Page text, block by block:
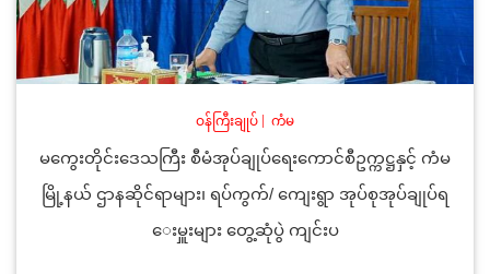
ဝန်ကြီးချုပ် ကံမ
မကွေးတိုင်းဒေသကြီး စီမံအုပ်ချုပ်ရေးကောင်စီဥက္ကဋ္ဌနှင့် ကံမ
မြို့နယ် ဌာနဆိုင်ရာများ၊ ရပ်ကွက်/ ကျေးရွာ အုပ်စုအုပ်ချုပ်ရ
ေးမှူးများ တွေ့ဆုံပွဲ ကျင်းပ